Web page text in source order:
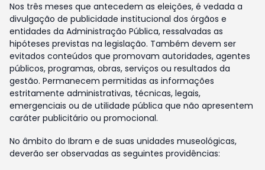
Nos três meses que antecedem as eleições, é vedada a
divulgação de publicidade institucional dos órgãos e
entidades da Administração Pública, ressalvadas as
hipóteses previstas na legislação. Também devem ser
evitados conteúdos que promovam autoridades, agentes
públicos, programas, obras, serviços ou resultados da
gestão. Permanecem permitidas as informações
estritamente administrativas, técnicas, legais,
emergenciais ou de utilidade pública que não apresentem
caráter publicitário ou promocional.
No âmbito do Ibram e de suas unidades museológicas,
deverão ser observadas as seguintes providências: